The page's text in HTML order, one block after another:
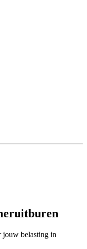
jouw belasting in